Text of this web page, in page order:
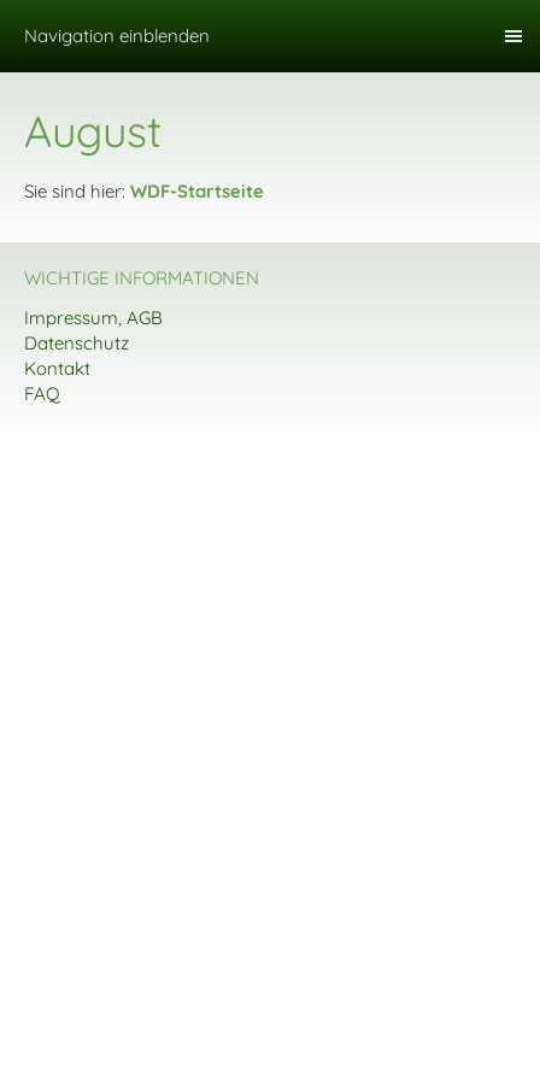
Navigation einblenden
August
Sie sind hier: WDF-Startseite
WICHTIGE INFORMATIONEN
Impressum, AGB
Datenschutz
Kontakt
FAQ